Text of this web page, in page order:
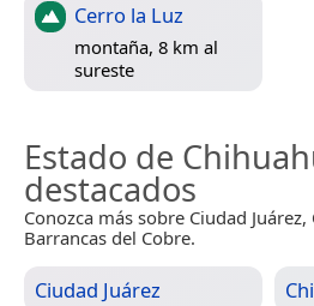
Cerro la Luz
montaña, 8 km al
sureste
Estado de
destacados
Conozca más sobre Ciudad
Barrancas del Cobre.
Ciudad Juárez